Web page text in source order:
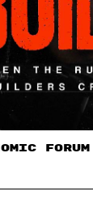
FORUM